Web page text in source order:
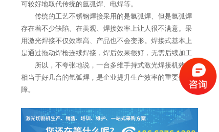
可较好地取代传统的氩弧焊、电焊等。
传统的工艺不锈钢焊接采用的是氩弧焊、但是氩弧焊
存在着不少缺陷、在美观、焊接效率上让人很不满意。采
用激光焊接不仅效率高、产品也不会变形。焊接式基本上
是通过拖动焊枪连续焊接，焊后效果很好，无需后续加工
所以，不夸张地说，一台多维手持式激光焊接机效率
相当于好几台的氩弧焊，是企业提升生产效率的重要保
障。